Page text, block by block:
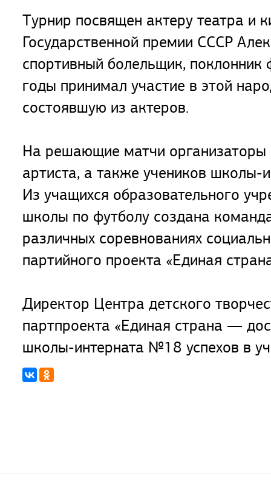
Турнир посвящен актеру театра и
Государственной премии СССР
спортивный болельщик, поклонник
годы принимал участие в этой
состоявшую из актеров.
На решающие матчи организаторы
артиста, а также учеников
Из учащихся образовательного
школы по футболу создана
различных соревнованиях
партийного проекта «Единая
Директор Центра детского
партпроекта «Единая страна —
школы-интерната №18 успехов в